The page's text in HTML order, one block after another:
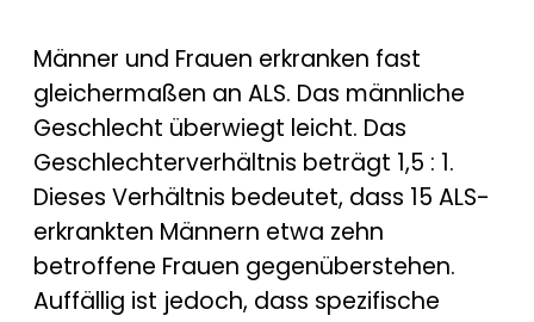
Männer und Frauen erkranken fast
gleichermaßen an ALS. Das männliche
Geschlecht überwiegt leicht. Das
Geschlechterverhältnis beträgt 1,5 : 1.
Dieses Verhältnis bedeutet, dass 15 ALS-
erkrankten Männern etwa zehn
betroffene Frauen gegenüberstehen.
Auffällig ist jedoch, dass spezifische